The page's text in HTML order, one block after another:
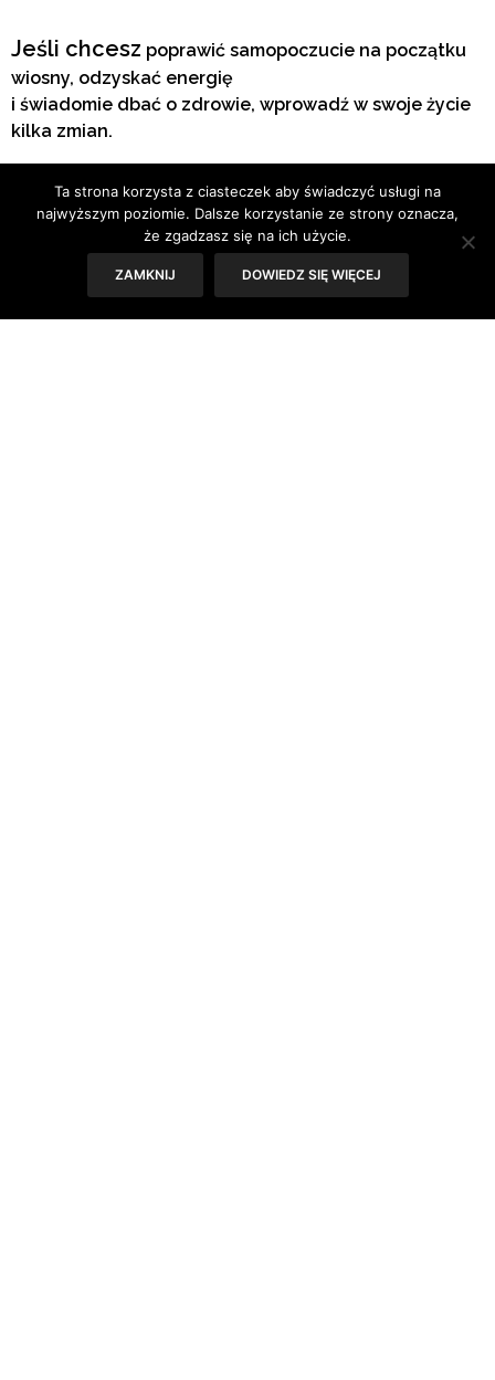
Jeśli chcesz poprawić samopoczucie na początku
wiosny, odzyskać energię
i świadomie dbać o zdrowie, wprowadź w swoje życie
kilka zmian.
Dobra dieta
Ta strona korzysta z ciasteczek aby świadczyć usługi na
najwyższym poziomie. Dalsze korzystanie ze strony oznacza,
że zgadzasz się na ich użycie.
ZAMKNIJ DOWIEDZ SIĘ WIĘCEJ